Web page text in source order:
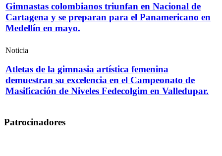
Gimnastas colombianos triunfan en Nacional de
Cartagena y se preparan para el Panamericano en
Medellín en mayo.
Noticia
Atletas de la gimnasia artística femenina
demuestran su excelencia en el Campeonato de
Masificación de Niveles Fedecolgim en Valledupar.
Patrocinadores